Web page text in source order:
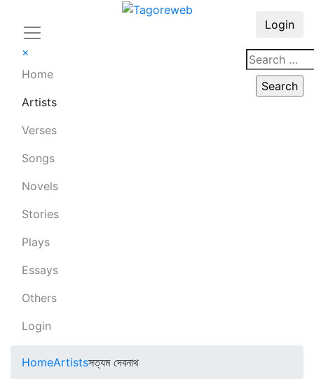
×
Home
Artists
Verses
Songs
Novels
Stories
Plays
Essays
Others
Login
Login
HomeArtistsসত্যম দেবনাথ